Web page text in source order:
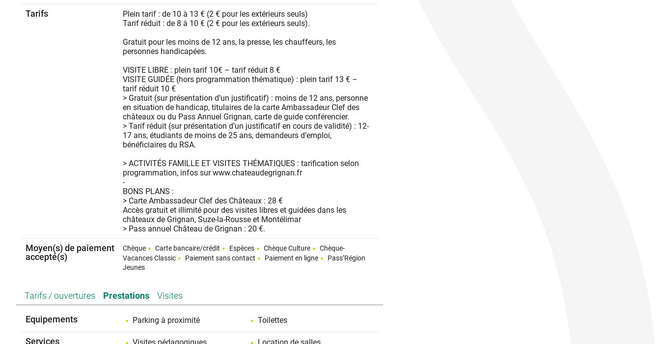
Tarifs
Plein tarif : de 10 à 13 € (2 € pour les extérieurs seuls)
Tarif réduit : de 8 à 10 € (2 € pour les extérieurs seuls).
Gratuit pour les moins de 12 ans, la presse, les chauffeurs, les
personnes handicapées.
VISITE LIBRE : plein tarif 10€ – tarif réduit 8 €
VISITE GUIDÉE (hors programmation thématique) : plein tarif 13 € –
tarif réduit 10 €
> Gratuit (sur présentation d’un justificatif) : moins de 12 ans, personne
en situation de handicap, titulaires de la carte Ambassadeur Clef des
châteaux ou du Pass Annuel Grignan, carte de guide conférencier.
> Tarif réduit (sur présentation d’un justificatif en cours de validité) : 12-
17 ans, étudiants de moins de 25 ans, demandeurs d’emploi,
bénéficiaires du RSA.
> ACTIVITÉS FAMILLE ET VISITES THÉMATIQUES : tarification selon
programmation, infos sur www.chateaudegrignan.fr
-
BONS PLANS :
> Carte Ambassadeur Clef des Châteaux : 28 €
Accès gratuit et illimité pour des visites libres et guidées dans les
châteaux de Grignan, Suze-la-Rousse et Montélimar
> Pass annuel Château de Grignan : 20 €.
Moyen(s) de paiement
accepté(s)
Chèque Carte bancaire/crédit Espèces Chèque Culture
Chèque-
Vacances Classic
Paiement sans contact Paiement en ligne
Pass’Région
Jeunes
Tarifs / ouvertures Prestations Visites
Equipements Parking à proximité Toilettes
Services